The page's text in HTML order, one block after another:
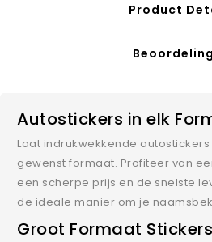
Product
Autostickers in elk
Laat indrukwekkende
gewenst formaat. Profiteer van
een scherpe prijs en de snelste
de ideale manier om je
Groot Formaat Stickers